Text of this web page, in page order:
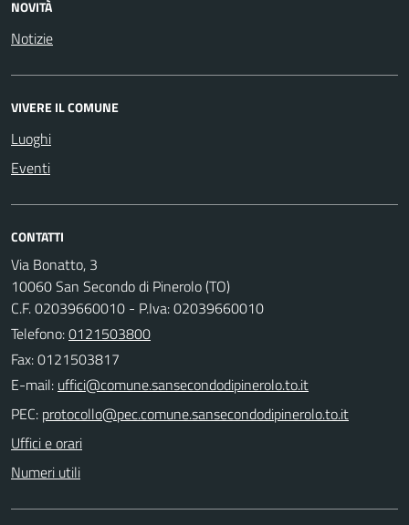
NOVITÀ
Notizie
VIVERE IL COMUNE
Luoghi
Eventi
CONTATTI
Via Bonatto, 3
10060 San Secondo di Pinerolo (TO)
C.F. 02039660010 - P.Iva: 02039660010
Telefono:0121503800
Fax: 0121503817
E-mail:
PEC:
Uffici e orari
Numeri utili